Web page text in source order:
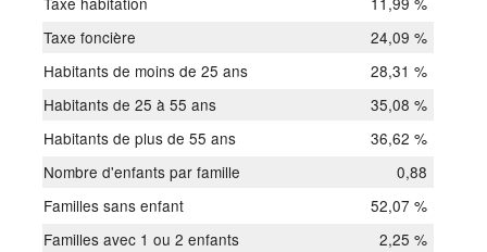
Taxe foncière
24,09 %
Habitants de moins de 25 ans
28,31 %
Habitants de 25 à 55 ans
35,08 %
Habitants de plus de 55 ans
36,62 %
Nombre d'enfants par famille
0,88
Familles sans enfant
52,07 %
Familles avec 1 ou 2 enfants
2,25 %